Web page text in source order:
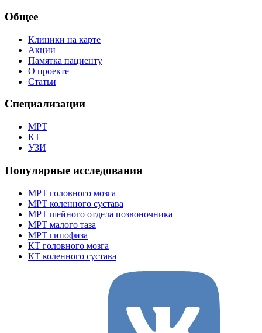
Общее
Клиники на карте
Акции
Памятка пациенту
О проекте
Статьи
Специализации
МРТ
КТ
УЗИ
Популярные исследования
МРТ головного мозга
МРТ коленного сустава
МРТ шейного отдела позвоночника
МРТ малого таза
МРТ гипофиза
КТ головного мозга
КТ коленного сустава